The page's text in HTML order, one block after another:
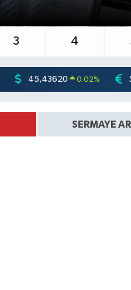
3 4
45,43620 0.02%
SERMAYE